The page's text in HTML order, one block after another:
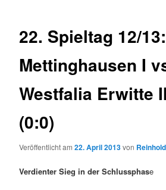
22. Spieltag 12/
Mettinghausen I
Westfalia Erwitte
(0:0)
Veröffentlicht am22. April 2013von
Verdienter Sieg in der Schlussphase